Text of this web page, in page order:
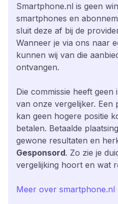
Smartphone.nl is geen
smartphones en
sluit deze af bij de
Wanneer je via ons naar
kunnen wij van die
ontvangen.
Die commissie heeft
van onze vergelijker.
kan geen hogere positie
betalen. Betaalde
gewone resultaten en
Gesponsord. Zo zie je
vergelijking hoort en wat
Meer over smartphone.nl